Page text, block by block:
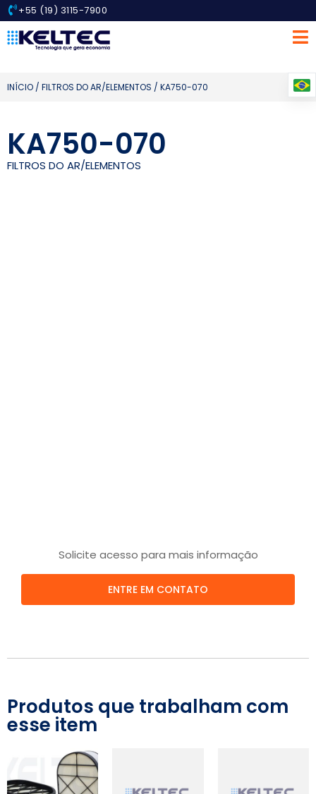
+55 (19) 3115-7900
INÍCIO / FILTROS DO AR/ELEMENTOS / KA750-070
KA750-070
FILTROS DO AR/ELEMENTOS
Solicite acesso para mais informação
ENTRE EM CONTATO
Produtos que trabalham com
esse item